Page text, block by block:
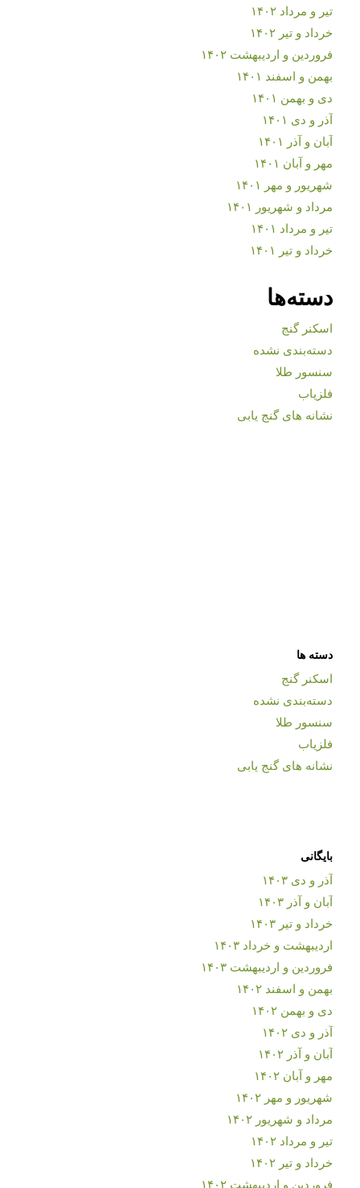
تیر و مرداد ۱۴۰۲
خرداد و تیر ۱۴۰۲
فروردین و اردیبهشت ۱۴۰۲
بهمن و اسفند ۱۴۰۱
دی و بهمن ۱۴۰۱
آذر و دی ۱۴۰۱
آبان و آذر ۱۴۰۱
مهر و آبان ۱۴۰۱
شهریور و مهر ۱۴۰۱
مرداد و شهریور ۱۴۰۱
تیر و مرداد ۱۴۰۱
خرداد و تیر ۱۴۰۱
دسته‌ها
اسکنر گنج
دسته‌بندی نشده
سنسور طلا
فلزیاب
نشانه های گنج یابی
دسته ها
اسکنر گنج
دسته‌بندی نشده
سنسور طلا
فلزیاب
نشانه های گنج یابی
بایگانی
آذر و دی ۱۴۰۳
آبان و آذر ۱۴۰۳
خرداد و تیر ۱۴۰۳
اردیبهشت و خرداد ۱۴۰۳
فروردین و اردیبهشت ۱۴۰۳
بهمن و اسفند ۱۴۰۲
دی و بهمن ۱۴۰۲
آذر و دی ۱۴۰۲
آبان و آذر ۱۴۰۲
مهر و آبان ۱۴۰۲
شهریور و مهر ۱۴۰۲
مرداد و شهریور ۱۴۰۲
تیر و مرداد ۱۴۰۲
خرداد و تیر ۱۴۰۲
فروردین و اردیبهشت ۱۴۰۲